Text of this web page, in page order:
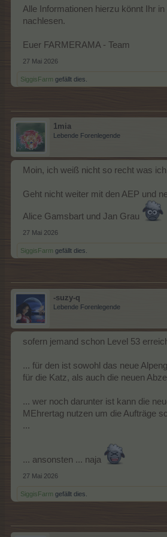
Für das Baumpfleger-Abzeichen Level 2:
Bild
Baumpfleger-
Abzeichen
Baumpfleger-
benötigt man zusätzlich zum Gegenwert
noch 1 Baumpfleger-Abzeichen Level 1.
Nun rechts auf das + klicken und den
einzahlen, hat man dies getan:
und der Button Herstellen ist grün - klickt
erhält man 1 Baumpfleger-Abzeichen
Alle Informationen hierzu könnt Ihr in
nachlesen.
Euer FARMERAMA - Team
27 Mai 2026
SiggisFarm gefällt dies.
1mia
Lebende Forenlegende
Moin, ich weiß nicht so recht was
Geht nicht weiter mit den AEP und
Alice Gamsbart und Jan Grau
27 Mai 2026
SiggisFarm gefällt dies.
-suzy-q
Lebende Forenlegende
sofern jemand schon Level 53
... für den ist sowohl das neue
für die Katz, als auch die neuen
... wer noch darunter ist kann die
MEhrertag nutzen um die Aufträge
...
... ansonsten ... naja
27 Mai 2026
SiggisFarm gefällt dies.